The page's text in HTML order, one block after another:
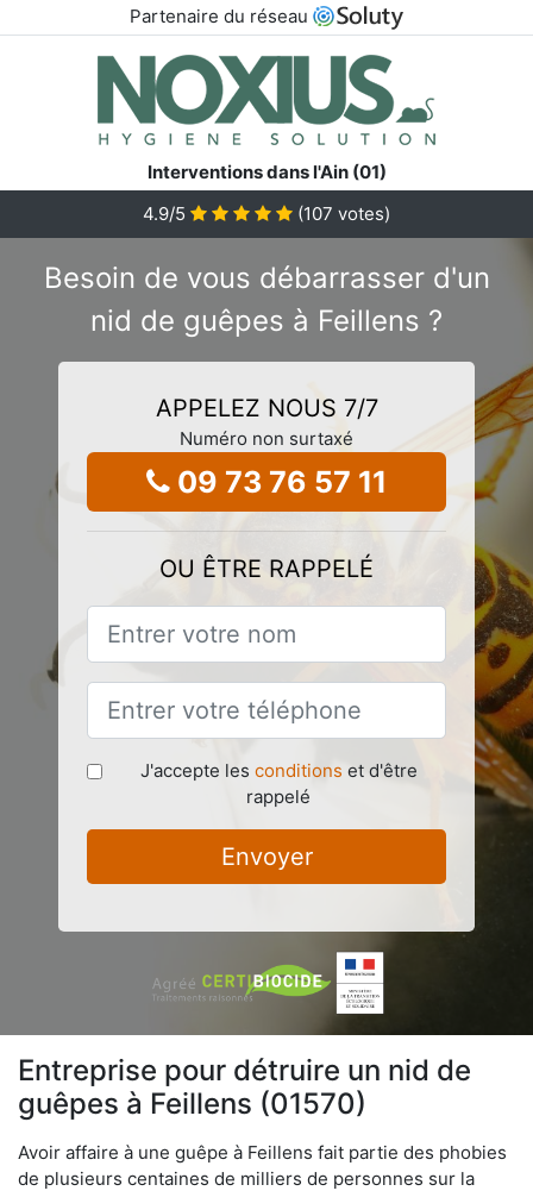
Partenaire du réseau
Interventions dans l'Ain (01)
4.9/5 (107 votes)
Besoin de vous débarrasser d'un
nid de guêpes à Feillens ?
APPELEZ NOUS 7/7
Numéro non surtaxé
09 73 76 57 11
OU ÊTRE RAPPELÉ
J'accepte les conditions et d'être
rappelé
Envoyer
Entreprise pour détruire un nid de
guêpes à Feillens (01570)
Avoir affaire à une guêpe à Feillens fait partie des phobies
de plusieurs centaines de milliers de personnes sur la